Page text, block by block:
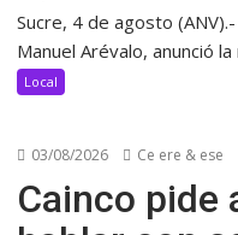
Sucre, 4 de agosto
Manuel Arévalo, anunció la
Local
03/08/2026 Ce ere & ese
Cainco pide